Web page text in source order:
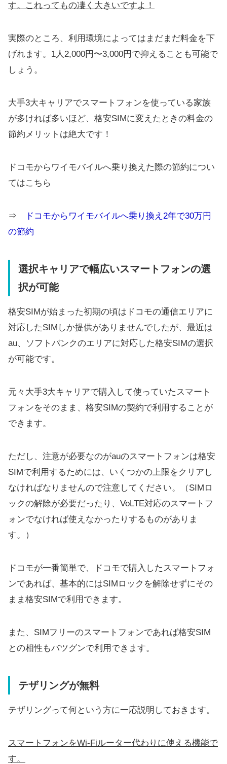
す。これってもの凄く大きいですよ！
実際のところ、利用環境によってはまだまだ料金を下
げれます。1人2,000円〜3,000円で抑えることも可能で
しょう。
大手3大キャリアでスマートフォンを使っている家族
が多ければ多いほど、格安SIMに変えたときの料金の
節約メリットは絶大です！
ドコモからワイモバイルへ乗り換えた際の節約につい
てはこちら
⇒
ドコモからワイモバイルへ乗り換え2年で30万円
の節約
選択キャリアで幅広いスマートフォンの選
択が可能
格安SIMが始まった初期の頃はドコモの通信エリアに
対応したSIMしか提供がありませんでしたが、最近は
au、ソフトバンクのエリアに対応した格安SIMの選択
が可能です。
元々大手3大キャリアで購入して使っていたスマート
フォンをそのまま、格安SIMの契約で利用することが
できます。
ただし、注意が必要なのがauのスマートフォンは格安
SIMで利用するためには、いくつかの上限をクリアし
なければなりませんので注意してください。（SIMロ
ックの解除が必要だったり、VoLTE対応のスマートフ
ォンでなければ使えなかったりするものがありま
す。）
ドコモが一番簡単で、ドコモで購入したスマートフォ
ンであれば、基本的にはSIMロックを解除せずにその
まま格安SIMで利用できます。
また、SIMフリーのスマートフォンであれば格安SIM
との相性もバツグンで利用できます。
テザリングが無料
テザリングって何という方に一応説明しておきます。
スマートフォンをWi-Fiルーター代わりに使える機能で
す。